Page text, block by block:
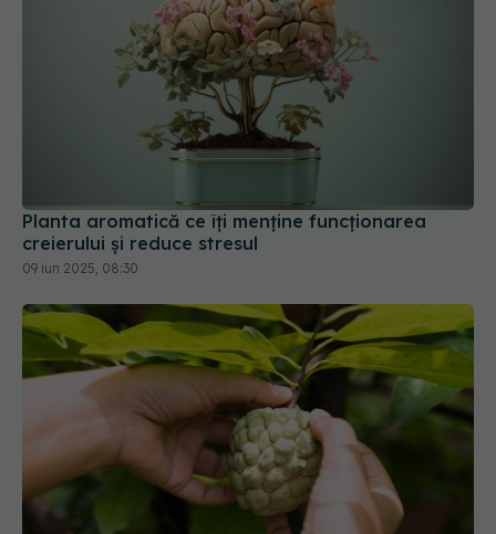
creierului și reduce stresul
09 iun 2025, 08:30
Noni, planta tropicală cu beneficii pentru